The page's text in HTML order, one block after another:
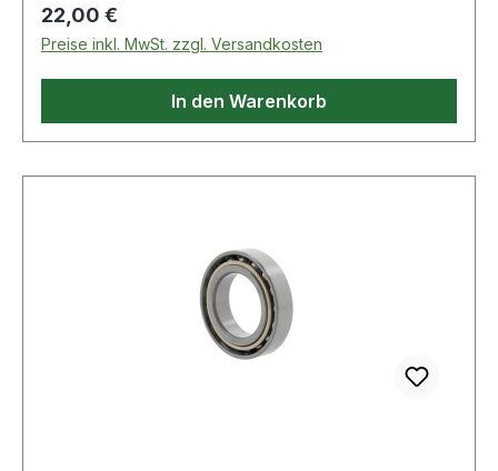
Regulärer Preis:
22,00 €
Preise inkl. MwSt. zzgl. Versandkosten
In den Warenkorb